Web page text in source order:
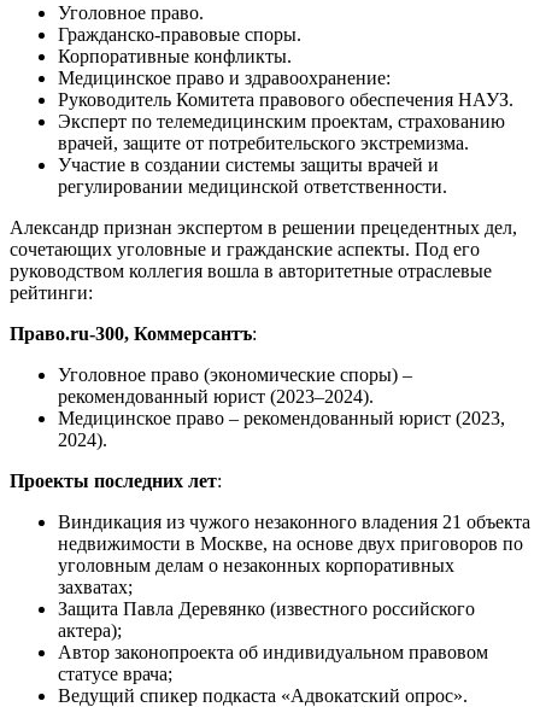
Уголовное право.
Гражданско-правовые споры.
Корпоративные конфликты.
Медицинское право и здравоохранение:
Руководитель Комитета правового обеспечения НАУЗ.
Эксперт по телемедицинским проектам, страхованию
врачей, защите от потребительского экстремизма.
Участие в создании системы защиты врачей и
регулировании медицинской ответственности.
Александр признан экспертом в решении прецедентных дел,
сочетающих уголовные и гражданские аспекты. Под его
руководством коллегия вошла в авторитетные отраслевые
рейтинги:
Право.ru-300, Коммерсантъ:
Уголовное право (экономические споры) –
рекомендованный юрист (2023–2024).
Медицинское право – рекомендованный юрист (2023,
2024).
Проекты последних лет:
Виндикация из чужого незаконного владения 21 объекта
недвижимости в Москве, на основе двух приговоров по
уголовным делам о незаконных корпоративных
захватах;
Защита Павла Деревянко (известного российского
актера);
Автор законопроекта об индивидуальном правовом
статусе врача;
Ведущий спикер подкаста «Адвокатский опрос».